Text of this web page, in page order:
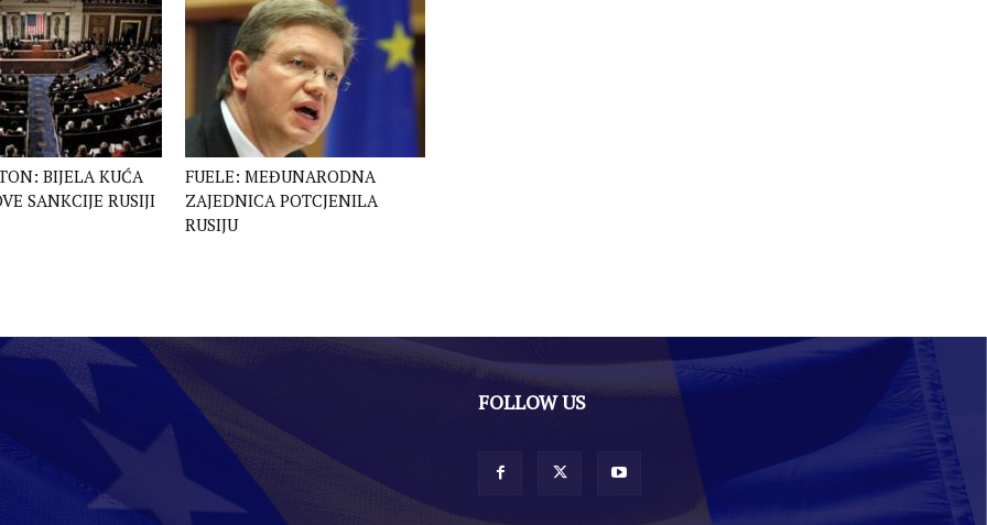
BIJELA KUĆA
SANKCIJE RUSIJI
FUELE: MEĐUNARODNA
ZAJEDNICA POTCJENILA
RUSIJU
FOLLOW US